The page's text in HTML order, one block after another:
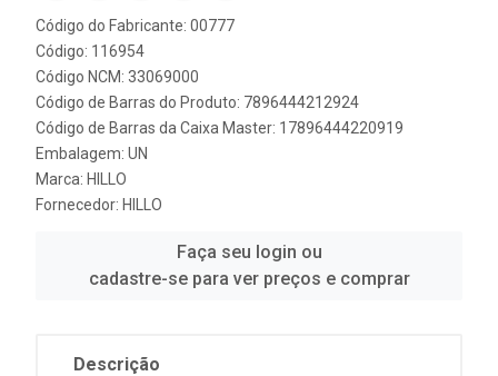
Código do Fabricante: 00777
Código: 116954
Código NCM: 33069000
Código de Barras do Produto: 7896444212924
Código de Barras da Caixa Master: 17896444220919
Embalagem: UN
Marca: HILLO
Fornecedor: HILLO
Faça seu login ou
cadastre-se para ver preços e comprar
Descrição